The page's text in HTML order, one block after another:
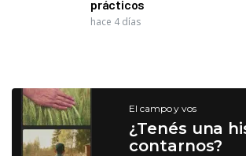
prácticos
hace 4 días
El campo y vos
¿Tenés una
contarnos?